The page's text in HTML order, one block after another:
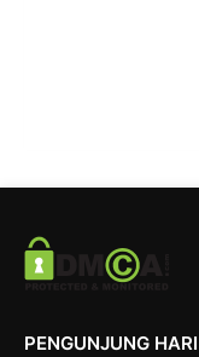
PENGUNJUNG